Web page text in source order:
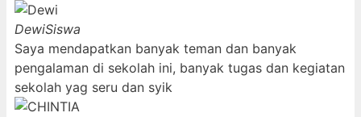
DewiSiswa
Saya mendapatkan banyak teman dan banyak
pengalaman di sekolah ini, banyak tugas dan kegiatan
sekolah yag seru dan syik